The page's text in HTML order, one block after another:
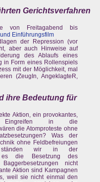
Gerichtsverfahren
von Freitagabend bis
Einführungsfilm
der Repression (vor
aber auch Hinweise auf
des Ablaufs eines
in Form eines Rollenspiels
mit der Möglichkeit, mal
(ZeugIn, AngeklagteR,
ihre Bedeutung für
Aktion, ein provokantes,
Eingreifen in die
die Atomproteste ohne
Was der
ohne Feldbefreiungen
ständen wir in der
es die Besetzung des
nicht
Aktion sind Kampagnen
weil sie nicht einmal den